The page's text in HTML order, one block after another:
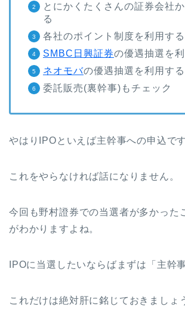
とにかくたくさんの証券会社
る
各社のポイント制度を利用する
SMBC日興証券の優遇抽選を
ネオモバの優遇抽選を利用する
委託販売(裏幹事)もチェック
やはりIPOといえば主幹事への申込です
これをやらなければ話になりません。
今回も野村證券での当選者が多かった
がわかりますよね。
IPOに当選したいならばまずは「主幹事
これだけは絶対肝に銘じておきましょ